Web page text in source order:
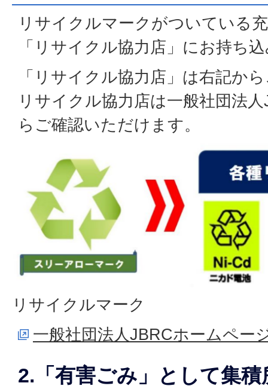
リサイクルマークがついている
「リサイクル協力店」にお持ち
「リサイクル協力店」は右記か
リサイクル協力店は一般社団法
らご確認いただけます。
リサイクルマーク
一般社団法人JBRCホームペー
2.「有害ごみ」として集